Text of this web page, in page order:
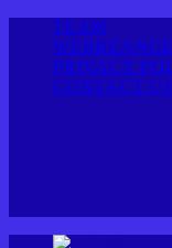
TEAM
PRIVACY
CONTACT